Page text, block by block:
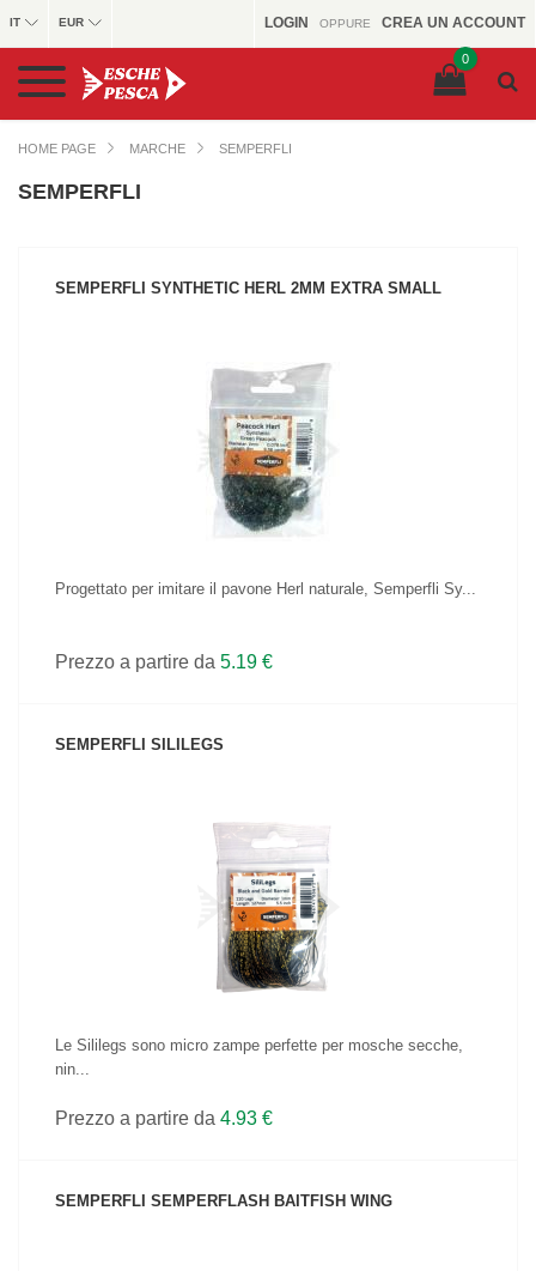
LOGIN OPPURE CREA UN ACCOUNT
IT EUR
0
HOME PAGE MARCHE SEMPERFLI
SEMPERFLI
SEMPERFLI SYNTHETIC HERL 2MM EXTRA SMALL
VEDI IL PRODOTTO
Progettato per imitare il pavone Herl naturale, Semperfli Sy...
Prezzo a partire da 5.19 €
SEMPERFLI SILILEGS
VEDI IL PRODOTTO
Le Sililegs sono micro zampe perfette per mosche secche,
nin...
Prezzo a partire da 4.93 €
SEMPERFLI SEMPERFLASH BAITFISH WING